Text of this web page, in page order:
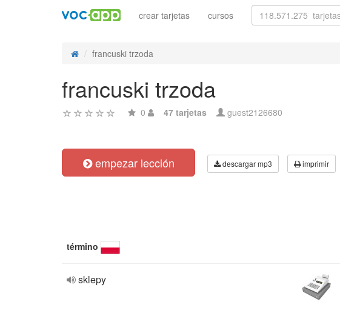
crear tarjetas cursos
francuski trzoda
francuski trzoda
0 47 tarjetas guest2126680
empezar lección descargar mp3 imprimir
término
sklepy